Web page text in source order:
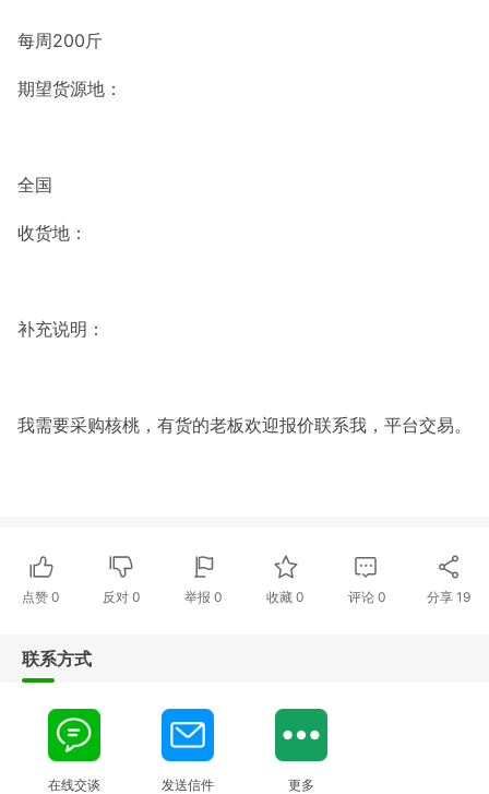
每周200斤
期望货源地：
全国
收货地：
补充说明：
我需要采购核桃，有货的老板欢迎报价联系我，平台交易。
点赞 0 反对0 举报 0 收藏 0 评论 0 分享 19
联系方式
在线交谈 发送信件 更多